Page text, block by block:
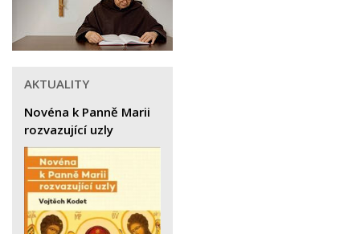
AKTUALITY
Novéna k Panně Marii
rozvazující uzly